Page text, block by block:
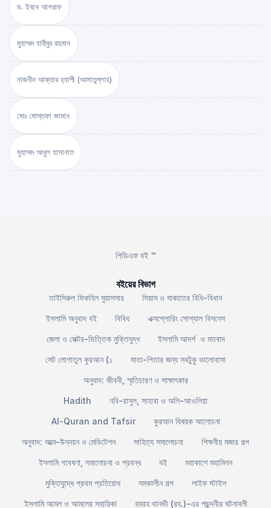
ড. ইবনে আশরাফ
মুহাম্মদ হাবীবুর রহমান
নাজনীন আক্তার হ্যাপী (আমাতুল্লাহ)
মোঃ মোস্তফা জামান
মুহাম্মদ আবুল হাসানাত
পিডিএফ বই ™
বইয়ের বিভাগ
তাইসিরুল ফিকহিল মুয়াসসার
সিয়াম ও যাকাতের বিধি-বিধান
ইসলামি অনুবাদ বই
বিবিধ
এক্সপ্লোরিং সোশ্যাল বিসনেস
জেলা ও সেক্টর-ভিত্তিক মুক্তিযুদ্ধ
ইসলামি আদর্শ ও মতবাদ
সেট লোগাতুল কুরআন (১
মাতা-পিতার জন্য সবটুকু ভালোবাসা
অনুবাদ: জীবনী, স্মৃতিচারণ ও সাক্ষাৎকার
Hadith
নবি-রাসুল, সাহাবা ও অলি-আওলিয়া
Al-Quran and Tafsir
কুরআন বিষয়ক আলোচনা
অনুবাদ: আত্ম-উন্নয়ন ও মেডিটেশন
সাহিত্য সমালোচনা
শিক্ষনীয় মজার গল্প
ইসলামি গবেষণা, সমালোচনা ও প্রবন্ধ
বই
মহাকাশে মহামিলন
মুক্তিযুদ্ধে প্রথম প্রতিরোধ
সমকালীন গল্প
লাইফ স্টাইল
ইসলামি আমল ও আমলের সহায়িকা
হযরহ থানভী (রহ.)-এর পছন্দনীয় ঘটনাবলী